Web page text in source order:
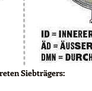
Siebträgers: